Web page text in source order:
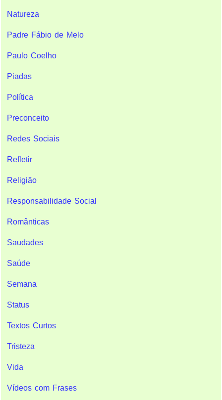
Natureza
Padre Fábio de Melo
Paulo Coelho
Piadas
Política
Preconceito
Redes Sociais
Refletir
Religião
Responsabilidade Social
Românticas
Saudades
Saúde
Semana
Status
Textos Curtos
Tristeza
Vida
Vídeos com Frases